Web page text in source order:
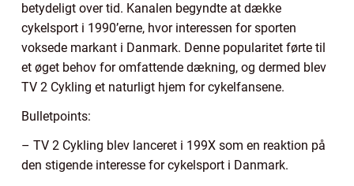
betydeligt over tid. Kanalen begyndte at dække
cykelsport i 1990’erne, hvor interessen for sporten
voksede markant i Danmark. Denne popularitet førte til
et øget behov for omfattende dækning, og dermed blev
TV 2 Cykling et naturligt hjem for cykelfansene.
Bulletpoints:
– TV 2 Cykling blev lanceret i 199X som en reaktion på
den stigende interesse for cykelsport i Danmark.